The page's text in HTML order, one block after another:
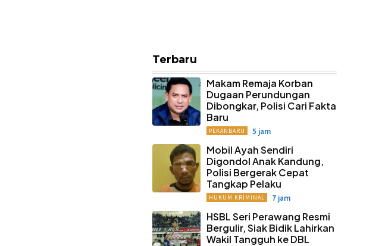
Terbaru
Makam Remaja Korban
Dugaan Perundungan
Dibongkar, Polisi Cari Fakta
Baru
PEKANBARU 5 jam
Mobil Ayah Sendiri
Digondol Anak Kandung,
Polisi Bergerak Cepat
Tangkap Pelaku
HUKUM KRIMINAL 7 jam
HSBL Seri Perawang Resmi
Bergulir, Siak Bidik Lahirkan
Wakil Tangguh ke DBL